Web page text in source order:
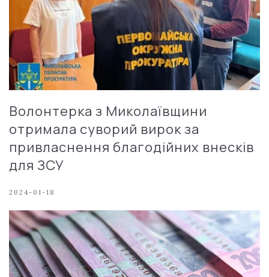
Волонтерка з Миколаївщини
отримала суворий вирок за
привласнення благодійних внесків
для ЗСУ
2024-01-18